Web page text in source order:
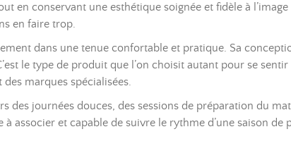
en conservant une esthétique soignée et fidèle à
en faire trop.
dans une tenue confortable et pratique. Sa
le type de produit que l’on choisit autant pour se
marques spécialisées.
des journées douces, des sessions de préparation du
associer et capable de suivre le rythme d’une saison